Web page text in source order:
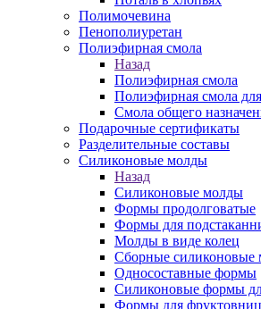
Полимочевина
Пенополиуретан
Полиэфирная смола
Назад
Полиэфирная смола
Полиэфирная смола
Смола общего
Подарочные сертификаты
Разделительные составы
Силиконовые молды
Назад
Силиконовые молды
Формы продолговатые
Формы для
Молды в виде колец
Сборные силиконовые
Односоставные формы
Силиконовые формы
Формы для фруктовниц